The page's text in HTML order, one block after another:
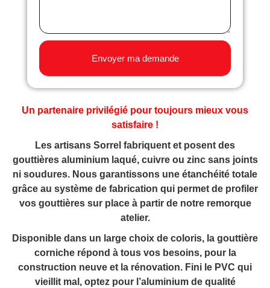
Envoyer ma demande
Un partenaire privilégié pour toujours mieux vous
satisfaire !
Les artisans Sorrel fabriquent et posent des
gouttières aluminium laqué, cuivre ou zinc sans joints
ni soudures. Nous garantissons une étanchéité totale
grâce au système de fabrication qui permet de profiler
vos gouttières sur place à partir de notre remorque
atelier.
Disponible dans un large choix de coloris, la gouttière
corniche répond à tous vos besoins, pour la
construction neuve et la rénovation. Fini le PVC qui
vieillit mal, optez pour l’aluminium de qualité